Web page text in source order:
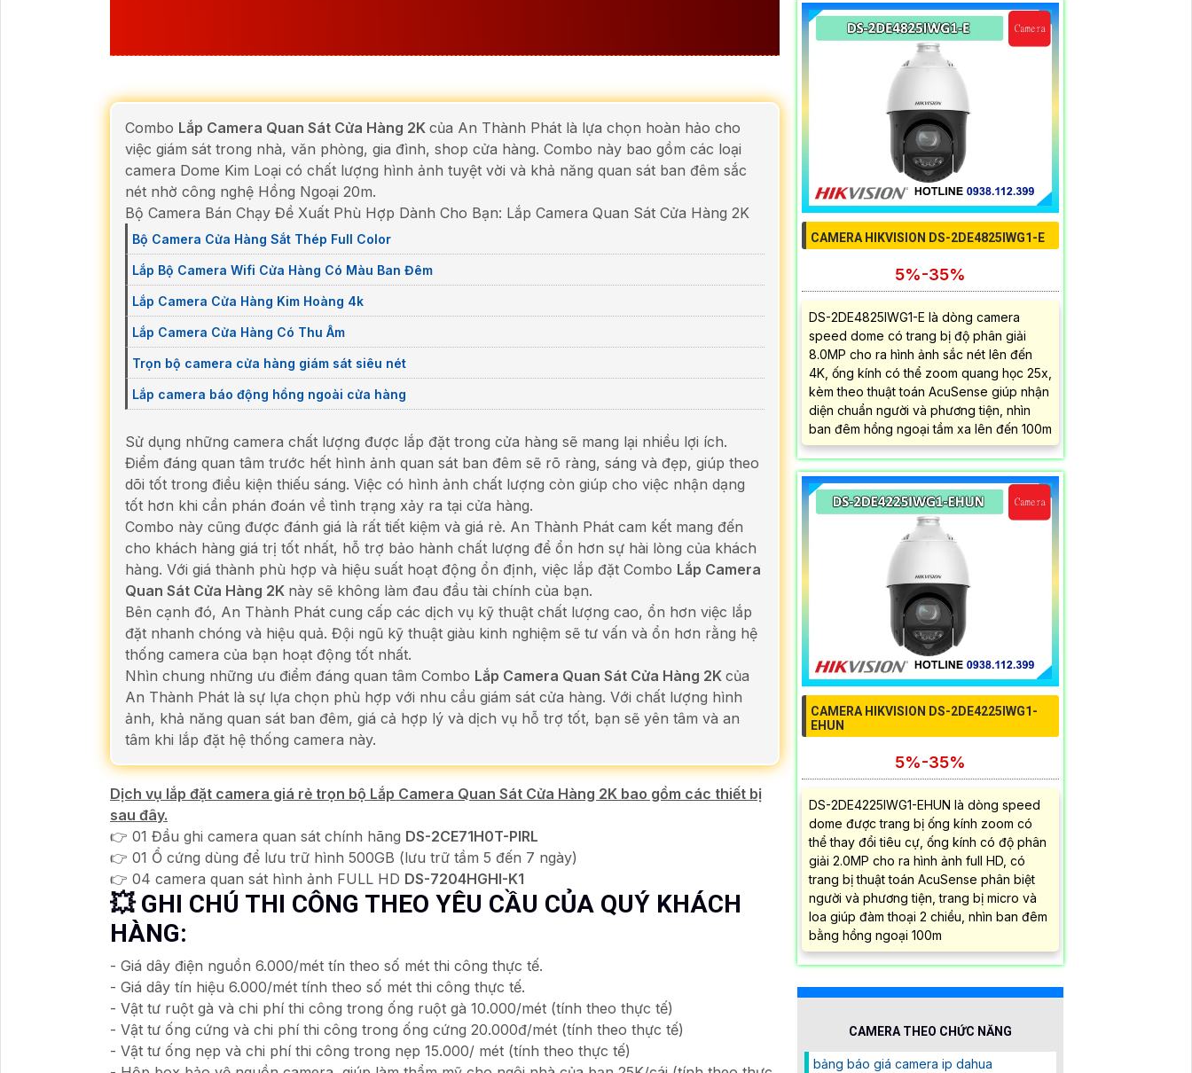
Combo Lắp Camera Quan Sát Cửa Hàng 2K của An Thành Phát là lựa chọn hoàn hảo cho
việc giám sát trong nhà, văn phòng, gia đình, shop cửa hàng. Combo này bao gồm các loại
camera Dome Kim Loại có chất lượng hình ảnh tuyệt vời và khả năng quan sát ban đêm sắc
nét nhờ công nghệ Hồng Ngoại 20m.
Bộ Camera Bán Chạy Đề Xuất Phù Hợp Dành Cho Bạn: Lắp Camera Quan Sát Cửa Hàng 2K
Bộ Camera Cửa Hàng Sắt Thép Full Color
Lắp Bộ Camera Wifi Cửa Hàng Có Màu Ban Đêm
Lắp Camera Cửa Hàng Kim Hoàng 4k
Lắp Camera Cửa Hàng Có Thu Âm
Trọn bộ camera cửa hàng giám sát siêu nét
Lắp camera báo động hồng ngoài cửa hàng
Sử dụng những camera chất lượng được lắp đặt trong cửa hàng sẽ mang lại nhiều lợi ích.
Điểm đáng quan tâm trước hết hình ảnh quan sát ban đêm sẽ rõ ràng, sáng và đẹp, giúp theo
dõi tốt trong điều kiện thiếu sáng. Việc có hình ảnh chất lượng còn giúp cho việc nhận dạng
tốt hơn khi cần phán đoán về tình trạng xảy ra tại cửa hàng.
Combo này cũng được đánh giá là rất tiết kiệm và giá rẻ. An Thành Phát cam kết mang đến
cho khách hàng giá trị tốt nhất, hỗ trợ bảo hành chất lượng để ổn hơn sự hài lòng của khách
hàng. Với giá thành phù hợp và hiệu suất hoạt động ổn định, việc lắp đặt Combo Lắp Camera
Quan Sát Cửa Hàng 2K này sẽ không làm đau đầu tài chính của bạn.
Bên cạnh đó, An Thành Phát cung cấp các dịch vụ kỹ thuật chất lượng cao, ổn hơn việc lắp
đặt nhanh chóng và hiệu quả. Đội ngũ kỹ thuật giàu kinh nghiệm sẽ tư vấn và ổn hơn rằng hệ
thống camera của bạn hoạt động tốt nhất.
Nhìn chung những ưu điểm đáng quan tâm Combo Lắp Camera Quan Sát Cửa Hàng 2K của
An Thành Phát là sự lựa chọn phù hợp với nhu cầu giám sát cửa hàng. Với chất lượng hình
ảnh, khả năng quan sát ban đêm, giá cả hợp lý và dịch vụ hỗ trợ tốt, bạn sẽ yên tâm và an
tâm khi lắp đặt hệ thống camera này.
Dịch vụ lắp đặt camera giá rẻ trọn bộ Lắp Camera Quan Sát Cửa Hàng 2K bao gồm các thiết bị
sau đây.
👉 01 Đầu ghi camera quan sát chính hãng DS-2CE71H0T-PIRL
👉 01 Ổ cứng dùng để lưu trữ hình 500GB (lưu trữ tầm 5 đến 7 ngày)
👉 04 camera quan sát hình ảnh FULL HD DS-7204HGHI-K1
💥 GHI CHÚ THI CÔNG THEO YÊU CẦU CỦA QUÝ KHÁCH
HÀNG:
- Giá dây điện nguồn 6.000/mét tín theo số mét thi công thực tế.
- Giá dây tín hiệu 6.000/mét tính theo số mét thi công thực tế.
- Vật tư ruột gà và chi phí thi công trong ống ruột gà 10.000/mét (tính theo thực tế)
- Vật tư ống cứng và chi phí thi công trong ống cứng 20.000đ/mét (tính theo thực tế)
- Vật tư ống nẹp và chi phí thi công trong nẹp 15.000/ mét (tính theo thực tế)
CAMERA HIKVISION DS-2DE4825IWG1-E
5%-35%
DS-2DE4825IWG1-E là dòng camera
speed dome có trang bị độ phân giải
8.0MP cho ra hình ảnh sắc nét lên đến
4K, ống kính có thể zoom quang học 25x,
kèm theo thuật toán AcuSense giúp nhận
diện chuẩn người và phương tiện, nhìn
ban đêm hồng ngoại tầm xa lên đến 100m
CAMERA HIKVISION DS-2DE4225IWG1-
EHUN
5%-35%
DS-2DE4225IWG1-EHUN là dòng speed
dome được trang bị ống kính zoom có
thể thay đổi tiêu cự, ống kính có độ phân
giải 2.0MP cho ra hình ảnh full HD, có
trang bị thuật toán AcuSense phân biệt
người và phương tiện, trang bị micro và
loa giúp đàm thoại 2 chiều, nhìn ban đêm
bằng hồng ngoại 100m
CAMERA THEO CHỨC NĂNG
bảng báo giá camera ip dahua